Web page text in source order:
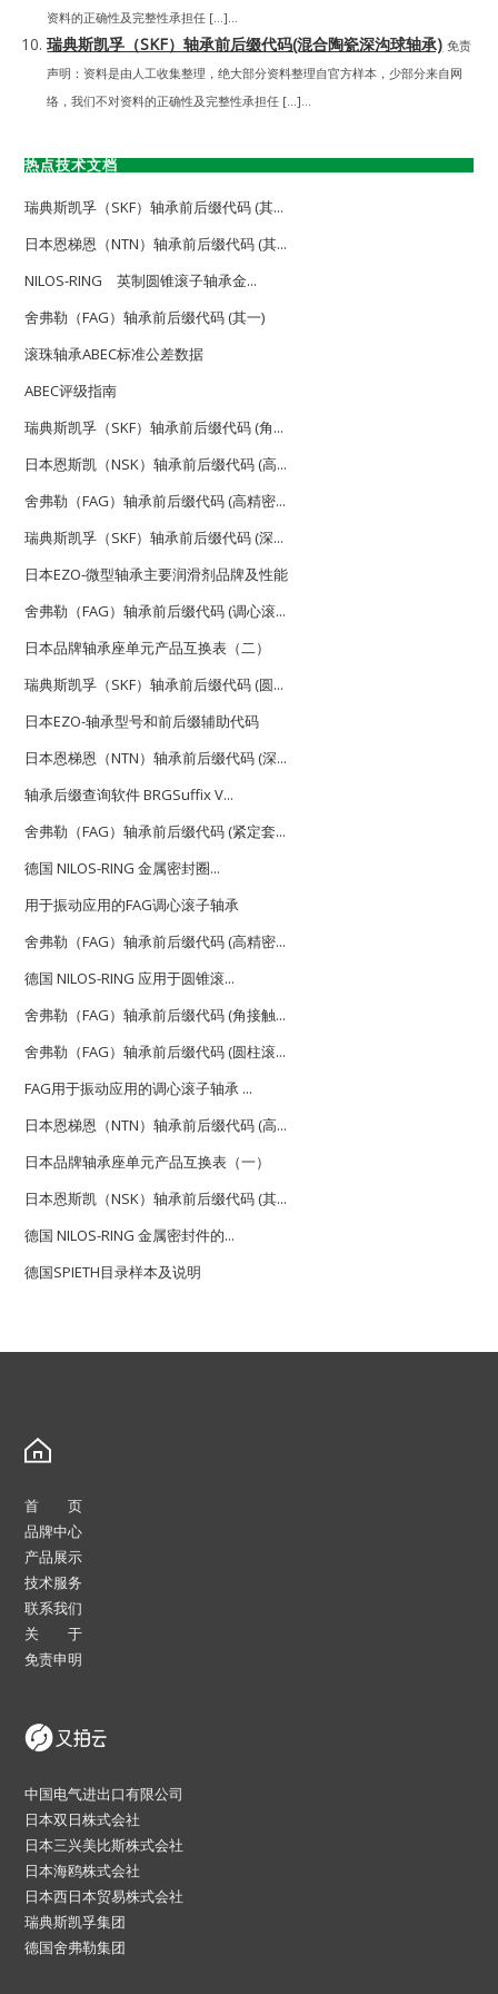
资料的正确性及完整性承担任 […]...
瑞典斯凯孚（SKF）轴承前后缀代码(混合陶瓷深沟球轴承) 免责
声明：资料是由人工收集整理，绝大部分资料整理自官方样本，少部分来自网
络，我们不对资料的正确性及完整性承担任 […]...
热点技术文档
瑞典斯凯孚（SKF）轴承前后缀代码 (其...
日本恩梯恩（NTN）轴承前后缀代码 (其...
NILOS-RING 英制圆锥滚子轴承金...
舍弗勒（FAG）轴承前后缀代码 (其一)
滚珠轴承ABEC标准公差数据
ABEC评级指南
瑞典斯凯孚（SKF）轴承前后缀代码 (角...
日本恩斯凯（NSK）轴承前后缀代码 (高...
舍弗勒（FAG）轴承前后缀代码 (高精密...
瑞典斯凯孚（SKF）轴承前后缀代码 (深...
日本EZO-微型轴承主要润滑剂品牌及性能
舍弗勒（FAG）轴承前后缀代码 (调心滚...
日本品牌轴承座单元产品互换表（二）
瑞典斯凯孚（SKF）轴承前后缀代码 (圆...
日本EZO-轴承型号和前后缀辅助代码
日本恩梯恩（NTN）轴承前后缀代码 (深...
轴承后缀查询软件 BRGSuffix V...
舍弗勒（FAG）轴承前后缀代码 (紧定套...
德国 NILOS-RING 金属密封圈...
用于振动应用的FAG调心滚子轴承
舍弗勒（FAG）轴承前后缀代码 (高精密...
德国 NILOS-RING 应用于圆锥滚...
舍弗勒（FAG）轴承前后缀代码 (角接触...
舍弗勒（FAG）轴承前后缀代码 (圆柱滚...
FAG用于振动应用的调心滚子轴承 ...
日本恩梯恩（NTN）轴承前后缀代码 (高...
日本品牌轴承座单元产品互换表（一）
日本恩斯凯（NSK）轴承前后缀代码 (其...
德国 NILOS-RING 金属密封件的...
德国SPIETH目录样本及说明
首 页
品牌中心
产品展示
技术服务
联系我们
关 于
免责申明
中国电气进出口有限公司
日本双日株式会社
日本三兴美比斯株式会社
日本海鸥株式会社
日本西日本贸易株式会社
瑞典斯凯孚集团
德国舍弗勒集团